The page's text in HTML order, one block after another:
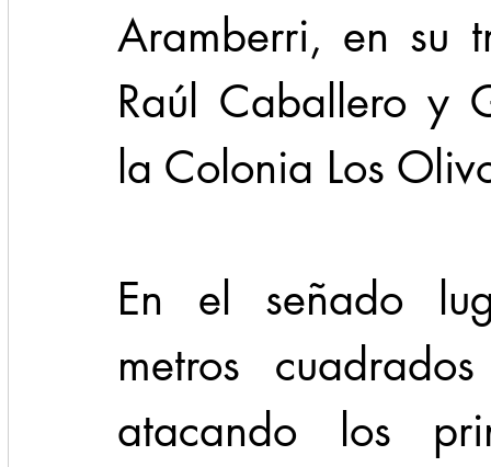
Aramberri, en su
Raúl Caballero y
la Colonia Los
En el señado
metros
atacando los